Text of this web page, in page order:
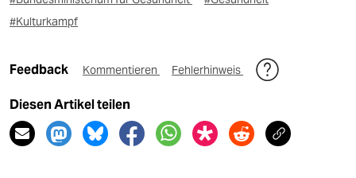
#Kulturkampf
Feedback Kommentieren Fehlerhinweis
Diesen Artikel teilen